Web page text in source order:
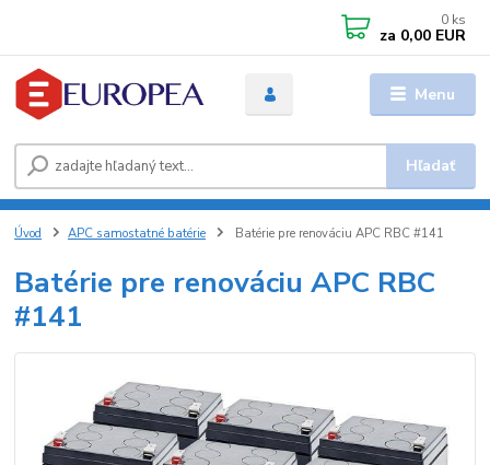
Menu
Hľadať
0 ks
za 0,00 EUR
Úvod APC samostatné batérie Batérie pre renováciu APC RBC #141
Batérie pre renováciu APC RBC
#141